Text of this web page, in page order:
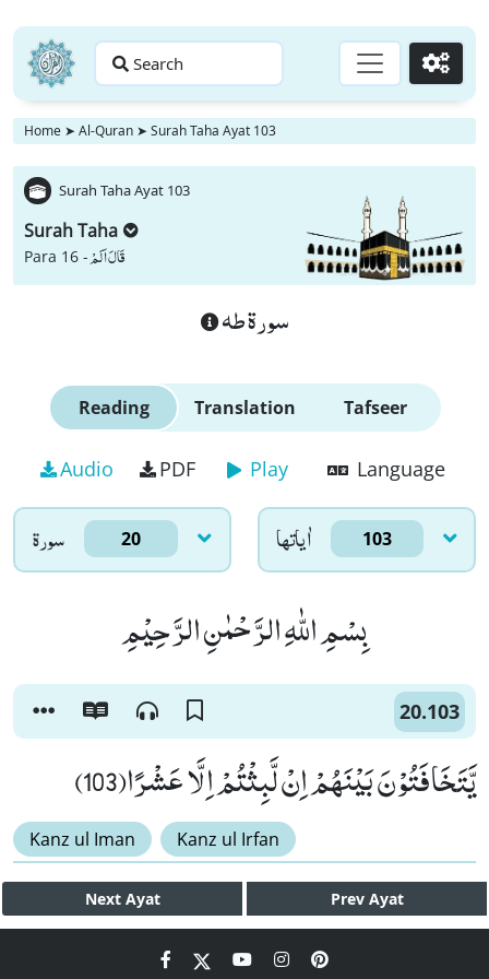
Search Go
Home ➤ Al-Quran ➤ Surah Taha Ayat 103
Surah Taha Ayat 103
Surah Taha
Para 16 -قَالَ اَلَمْ
سورة طه
Reading Translation Tafseer
Audio PDF Play Language
سورۃ 20 اٰياتها 103
بِسْمِ اللّٰهِ الرَّحْمٰنِ الرَّحِیْمِ
20.103
یَّتَخَافَتُوْنَ بَیْنَهُمْ اِنْ لَّبِثْتُمْ اِلَّا عَشْرًا(103)
Kanz ul Iman Kanz ul Irfan
Next Ayat Prev Ayat